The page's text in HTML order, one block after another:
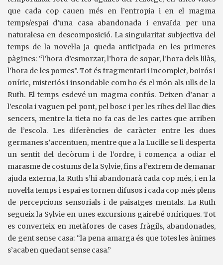
que cada cop cauen més en l’entropia i en el magma
temps/espai d’una casa abandonada i envaïda per una
naturalesa en descomposició. La singularitat subjectiva del
temps de la novel·la ja queda anticipada en les primeres
pàgines: “l’hora d’esmorzar, l’hora de sopar, l’hora dels lilàs,
l’hora de les pomes”. Tot és fragmentari i incomplet, boirós i
oníric, misteriós i insondable com ho és el món als ulls de la
Ruth. El temps esdevé un magma confús. Deixen d’anar a
l’escola i vaguen pel pont, pel bosc i per les ribes del llac dies
sencers, mentre la tieta no fa cas de les cartes que arriben
de l’escola. Les diferències de caràcter entre les dues
germanes s’accentuen, mentre que a la Lucille se li desperta
un sentit del decòrum i de l’ordre, i comença a odiar el
marasme de costums de la Sylvie, fins a l’extrem de demanar
ajuda externa, la Ruth s’hi abandonarà cada cop més, i en la
novel·la temps i espai es tornen difusos i cada cop més plens
de percepcions sensorials i de paisatges mentals. La Ruth
segueix la Sylvie en unes excursions gairebé oníriques. Tot
es converteix en metàfores de cases fràgils, abandonades,
de gent sense casa: “la pena amarga és que totes les ànimes
s’acaben quedant sense casa.”